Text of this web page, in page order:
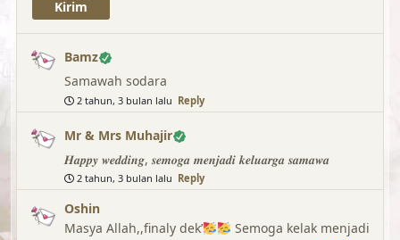
Bamz
Samawah sodara
2 tahun, 3 bulan lalu Reply
Mr & Mrs Muhajir
𝑯𝒂𝒑𝒑𝒚 𝒘𝒆𝒅𝒅𝒊𝒏𝒈, 𝒔𝒆𝒎𝒐𝒈𝒂 𝒎𝒆𝒏𝒋𝒂𝒅𝒊 𝒌𝒆𝒍𝒖𝒂𝒓𝒈𝒂 𝒔𝒂𝒎𝒂𝒘𝒂
2 tahun, 3 bulan lalu Reply
Oshin
Masya Allah,,finaly dek’
Semoga kelak menjadi